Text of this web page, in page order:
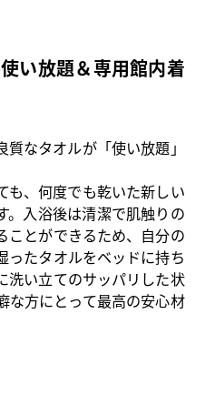
い放題＆専用館内着
なタオルが「使い放題」
も、何度でも乾いた新しい
。入浴後は清潔で肌触りの
ことができるため、自分の
ったタオルをベッドに持ち
洗い立てのサッパリした状
な方にとって最高の安心材